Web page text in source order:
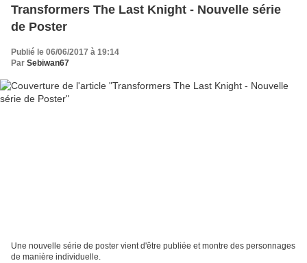
Transformers The Last Knight - Nouvelle série
de Poster
Publié le 06/06/2017 à 19:14
Par Sebiwan67
Une nouvelle série de poster vient d'être publiée et montre des personnages
de manière individuelle.